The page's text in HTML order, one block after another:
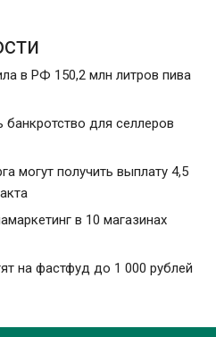
в РФ 150,2 млн литров пива
для селлеров
могут получить выплату 4,5
в 10 магазинах
на фастфуд до 1 000 рублей